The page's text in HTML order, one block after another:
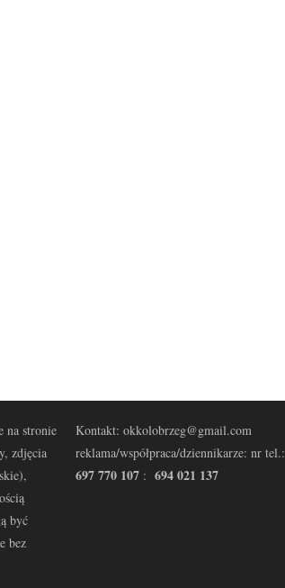
na stronie
zdjęcia
być
bez
Kontakt: okkolobrzeg@gmail.com
reklama/współpraca/dziennikarze: nr tel.:
697 770 107 : 694 021 137